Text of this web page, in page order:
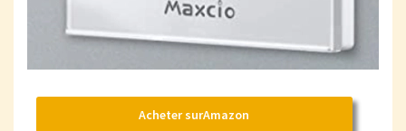
Acheter surAmazon